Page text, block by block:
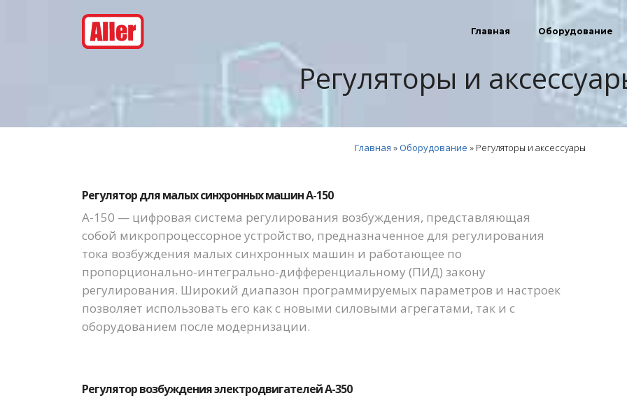
Главная Оборудование
Регуляторы и
Главная »Оборудование » Регуляторы и аксессуары
Регулятор для малых синхронных машин A-150
А-150 — цифровая система регулирования возбуждения, представляющая
собой микропроцессорное устройство, предназначенное для регулирования
тока возбуждения малых синхронных машин и работающее по
пропорционально-интегрально-дифференциальному (ПИД) закону
регулирования. Широкий диапазон программируемых параметров и настроек
позволяет использовать его как с новыми силовыми агрегатами, так и с
оборудованием после модернизации.
Регулятор возбуждения электродвигателей А-350